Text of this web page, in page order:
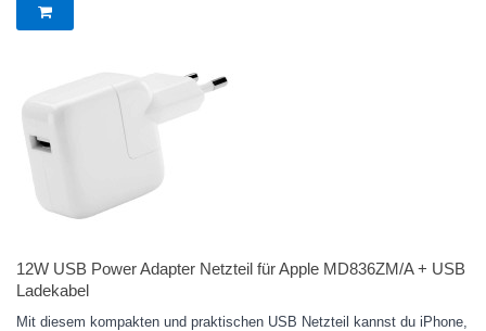
12W USB Power Adapter Netzteil für Apple MD836ZM/A + USB
Ladekabel
Mit diesem kompakten und praktischen USB Netzteil kannst du iPhone,